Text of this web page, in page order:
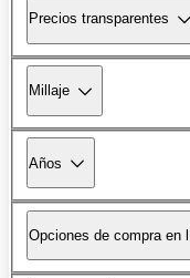
Precios transparentes
Millaje
Años
Opciones de compra en